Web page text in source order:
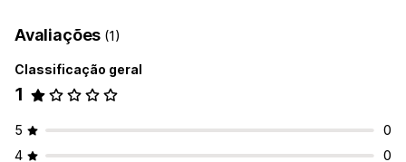
Elementos visuais e relatórios
Painel de controle de análises
Avaliações (1)
Classificação geral
1
5
0
4
0